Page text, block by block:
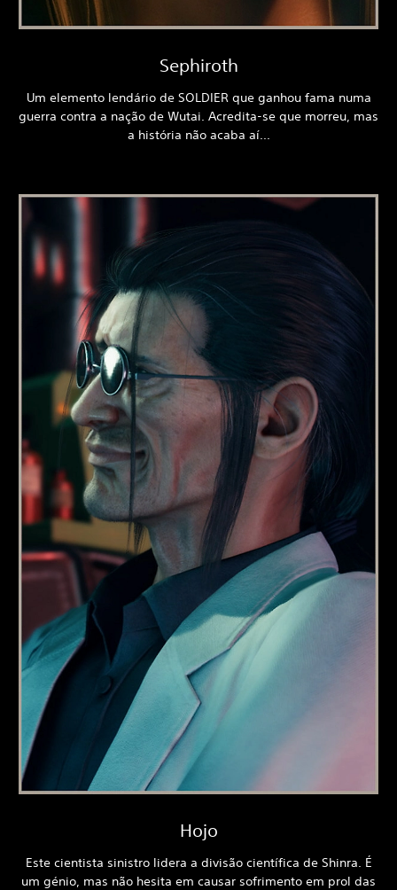
Sephiroth
Um elemento lendário de SOLDIER que ganhou fama numa
guerra contra a nação de Wutai. Acredita-se que morreu, mas
a história não acaba aí...
Hojo
Este cientista sinistro lidera a divisão científica de Shinra. É
um génio, mas não hesita em causar sofrimento em prol das